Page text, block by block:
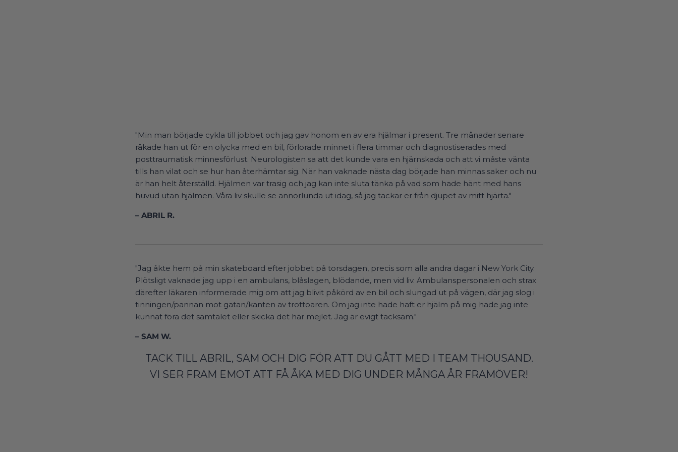
"Min man började cykla till jobbet och jag gav honom en av era hjälmar i present. Tre månader senare
råkade han ut för en olycka med en bil, förlorade minnet i flera timmar och diagnostiserades med
posttraumatisk minnesförlust. Neurologisten sa att det kunde vara en hjärnskada och att vi måste vänta
tills han vilat och se hur han återhämtar sig. När han vaknade nästa dag började han minnas saker och nu
är han helt återställd. Hjälmen var trasig och jag kan inte sluta tänka på vad som hade hänt med hans
huvud utan hjälmen. Våra liv skulle se annorlunda ut idag, så jag tackar er från djupet av mitt hjärta."
– ABRIL R.
"Jag åkte hem på min skateboard efter jobbet på torsdagen, precis som alla andra dagar i New York City.
Plötsligt vaknade jag upp i en ambulans, blåslagen, blödande, men vid liv. Ambulanspersonalen och strax
därefter läkaren informerade mig om att jag blivit påkörd av en bil och slungad ut på vägen, där jag slog i
tinningen/pannan mot gatan/kanten av trottoaren. Om jag inte hade haft er hjälm på mig hade jag inte
kunnat föra det samtalet eller skicka det här mejlet. Jag är evigt tacksam."
– SAM W.
TACK TILL ABRIL, SAM OCH DIG FÖR ATT DU GÅTT MED I TEAM THOUSAND.
VI SER FRAM EMOT ATT FÅ ÅKA MED DIG UNDER MÅNGA ÅR FRAMÖVER!